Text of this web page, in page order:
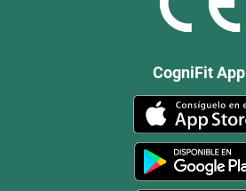
CogniFit App